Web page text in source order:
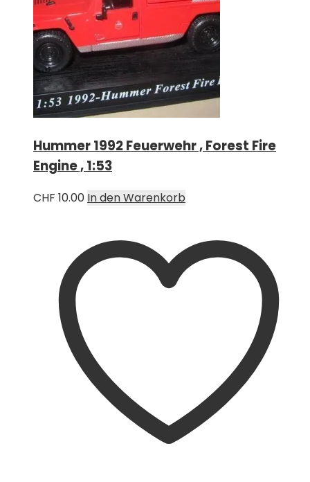
Hummer 1992 Feuerwehr , Forest Fire
Engine , 1:53
CHF 10.00 In den Warenkorb